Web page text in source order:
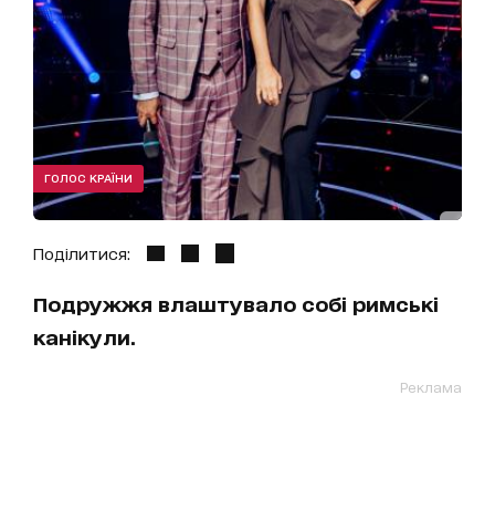
ГОЛОС КРАЇНИ
Поділитися:
Подружжя влаштувало собі римські
канікули.
Реклама